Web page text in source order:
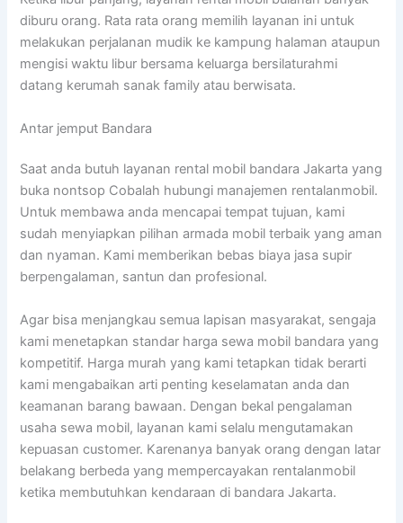
diburu orang. Rata rata orang memilih layanan ini untuk
melakukan perjalanan mudik ke kampung halaman ataupun
mengisi waktu libur bersama keluarga bersilaturahmi
datang kerumah sanak family atau berwisata.
Antar jemput Bandara
Saat anda butuh layanan rental mobil bandara Jakarta yang
buka nontsop Cobalah hubungi manajemen rentalanmobil.
Untuk membawa anda mencapai tempat tujuan, kami
sudah menyiapkan pilihan armada mobil terbaik yang aman
dan nyaman. Kami memberikan bebas biaya jasa supir
berpengalaman, santun dan profesional.
Agar bisa menjangkau semua lapisan masyarakat, sengaja
kami menetapkan standar harga sewa mobil bandara yang
kompetitif. Harga murah yang kami tetapkan tidak berarti
kami mengabaikan arti penting keselamatan anda dan
keamanan barang bawaan. Dengan bekal pengalaman
usaha sewa mobil, layanan kami selalu mengutamakan
kepuasan customer. Karenanya banyak orang dengan latar
belakang berbeda yang mempercayakan rentalanmobil
ketika membutuhkan kendaraan di bandara Jakarta.